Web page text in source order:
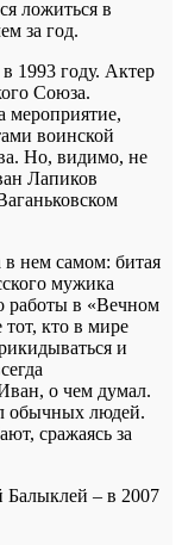
ложиться в
за год.
1993 году. Актер
Союза.
мероприятие,
воинской
Но, видимо, не
Лапиков
в нем самом: битая
мужика
работы в «Вечном
тот, кто в мире
и
о чем думал.
обычных людей.
сражаясь за
Балыклей – в 2007